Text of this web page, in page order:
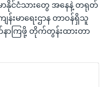
မာနိုင်ငံသားတွေ အနေနဲ့ တရုတ်
းမာရေးဌာန တာဝန်ရှိသူ
ကြဖို့ တိုက်တွန်းထားတာ